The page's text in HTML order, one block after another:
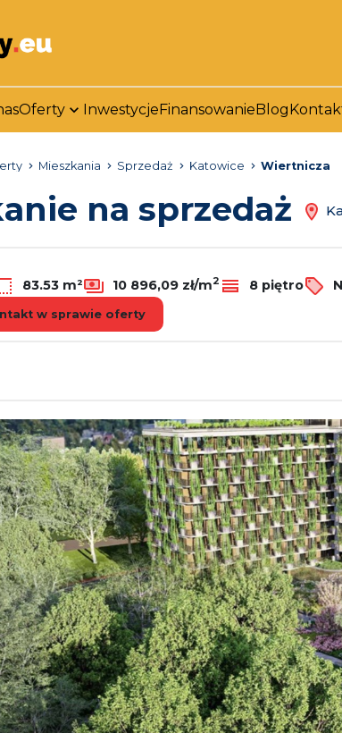
Oferty InwestycjeFinansowanieBlog
Mieszkania Sprzedaż Katowice Wiertnicza
na sprzedaż
83.53 m² 10 896,09 zł/m2 8 piętro
w sprawie oferty